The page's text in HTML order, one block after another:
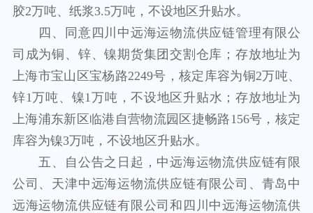
胶2万吨、纸浆3.5万吨，不设地区升贴水。
四、
同意四川中远海运物流供应链管理有限公
司成为铜、锌、镍期货集团交割仓库；存放地址为
上海市宝山区宝杨路2249号，核定库容为铜2万吨、
锌1万吨、镍1万吨，不设地区升贴水；存放地址为
上海浦东新区临港自营物流园区捷畅路156号，核定
库容为镍3万吨，不设地区升贴水。
五、自公告之日起，中远海运物流供应链有限
公司、天津中远海运物流供应链有限公司、青岛中
远海运物流供应链有限公司和 四川中远海运物流供